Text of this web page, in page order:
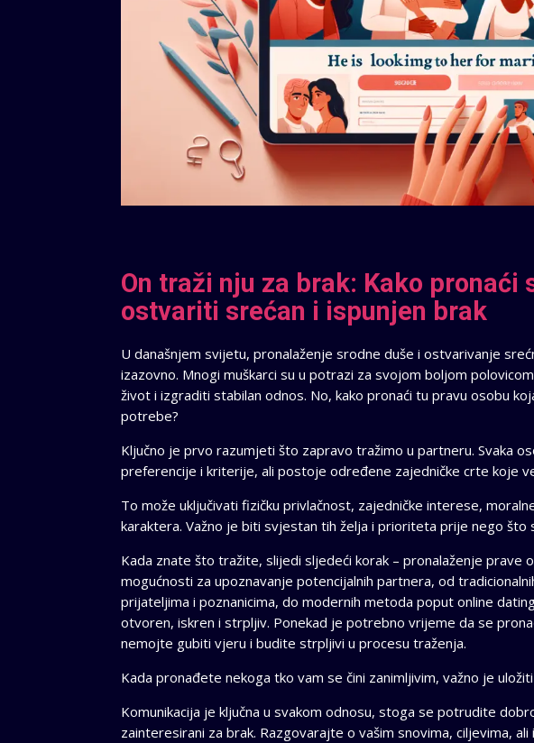
On traži nju za brak: Kako pronaći
ostvariti srećan i ispunjen brak
U današnjem svijetu, pronalaženje srodne duše i ostvarivanje
izazovno. Mnogi muškarci su u potrazi za svojom boljom
život i izgraditi stabilan odnos. No, kako pronaći tu pravu osobu
potrebe?
Ključno je prvo razumjeti što zapravo tražimo u partneru. Svaka
preferencije i kriterije, ali postoje određene zajedničke crte koje
To može uključivati ​​fizičku privlačnost, zajedničke interese,
karaktera. Važno je biti svjestan tih želja i prioriteta prije nego što
Kada znate što tražite, slijedi sljedeći korak – pronalaženje prave
mogućnosti za upoznavanje potencijalnih partnera, od
prijateljima i poznanicima, do modernih metoda poput online
otvoren, iskren i strpljiv. Ponekad je potrebno vrijeme da se
nemojte gubiti vjeru i budite strpljivi u procesu traženja.
Kada pronađete nekoga tko vam se čini zanimljivim, važno je
Komunikacija je ključna u svakom odnosu, stoga se potrudite
zainteresirani za brak. Razgovarajte o vašim snovima, ciljevima,